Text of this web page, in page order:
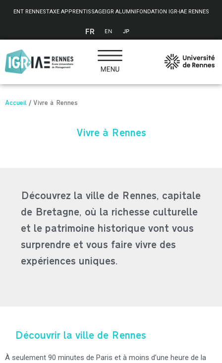
ENT RENNESTAXE APPRENTISSAGEIGR ALUMNIFONDATION IGR-IAE RENNES
FR EN JP
Accueil / Vivre à Rennes
Vivre à Rennes
Découvrez la ville de Rennes, capitale
de Bretagne, où la richesse culturelle
et le patrimoine historique vont vous
surprendre et vous faire vivre des
expériences uniques.
Découvrir la ville de Rennes
À seulement 90 minutes de Paris et à moins d’une heure de la